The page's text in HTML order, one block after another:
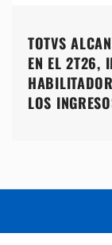
TOTVS
EN EL 2T26,
LOS